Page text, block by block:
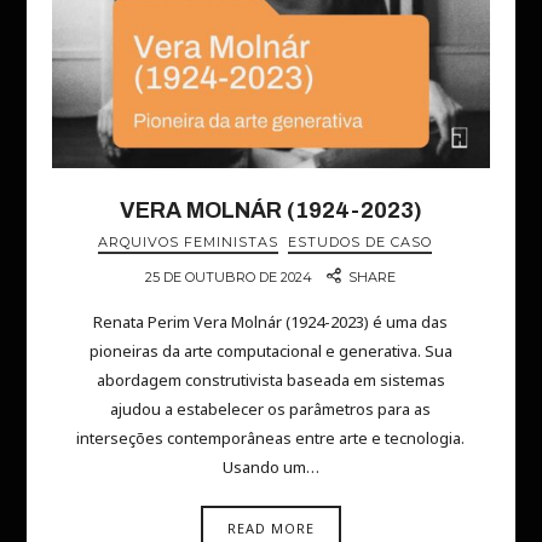
VERA MOLNÁR (1924-2023)
ARQUIVOS FEMINISTAS ESTUDOS DE CASO
25 DE OUTUBRO DE 2024 SHARE
Renata Perim Vera Molnár (1924-2023) é uma das
pioneiras da arte computacional e generativa. Sua
abordagem construtivista baseada em sistemas
ajudou a estabelecer os parâmetros para as
interseções contemporâneas entre arte e tecnologia.
Usando um…
READ MORE